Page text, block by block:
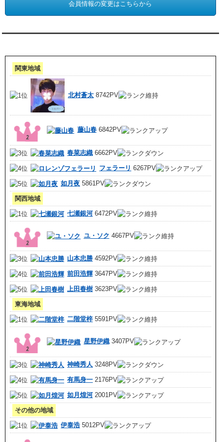
会員情報の変更はこちらから
関東地域
北村蒼太8742PV
藤山春6842PV
春菜志織 6662PV
フェラーリ 6267PV
如月夜 5861PV
関西地域
七瀬銀河6472PV
ユ・ソク 4667PV
山本忠勝 4592PV
前田浩輝 3647PV
上田春樹 3623PV
東海地域
二階堂梓 5591PV
星野伊織3407PV
神崎秀人 3248PV
有馬身一 2176PV
如月煌河2001PV
その他の地域
伊泰浩 5012PV